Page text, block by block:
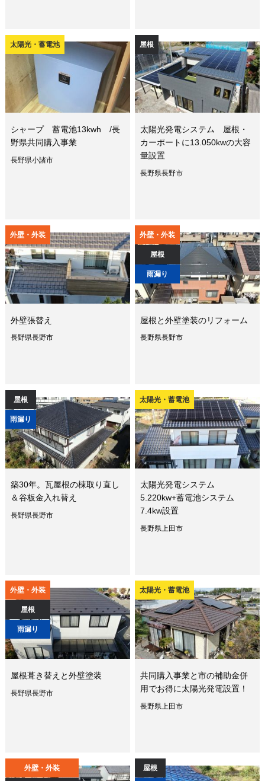
太陽光・蓄電池
シャープ 蓄電池13kwh /長
野県共同購入事業
長野県小諸市
屋根
太陽光発電システム 屋根・
カーポートに13.050kwの大容
量設置
長野県長野市
外壁・外装
外壁張替え
長野県長野市
外壁・外装
屋根
雨漏り
屋根と外壁塗装のリフォーム
長野県長野市
屋根
雨漏り
築30年。瓦屋根の棟取り直し
＆谷板金入れ替え
長野県長野市
太陽光・蓄電池
太陽光発電システム
5.220kw+蓄電池システム
7.4kw設置
長野県上田市
外壁・外装
屋根
雨漏り
屋根葺き替えと外壁塗装
長野県長野市
太陽光・蓄電池
共同購入事業と市の補助金併
用でお得に太陽光発電設置！
長野県上田市
外壁・外装 屋根